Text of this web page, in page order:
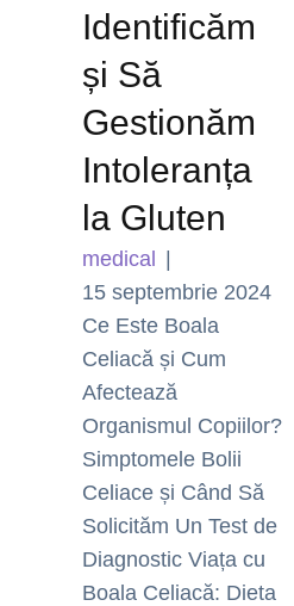
Identificăm
și Să
Gestionăm
Intoleranța
la Gluten
medical |
15 septembrie 2024
Ce Este Boala
Celiacă și Cum
Afectează
Organismul Copiilor?
Simptomele Bolii
Celiace și Când Să
Solicităm Un Test de
Diagnostic Viața cu
Boala Celiacă: Dieta